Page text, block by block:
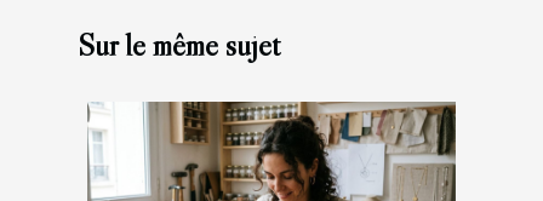
Sur le même sujet